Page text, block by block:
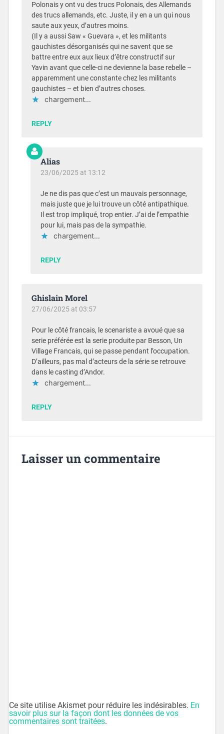
Polonais y ont vu des trucs Polonais, des Allemands
des trucs allemands, etc. Juste, il y en a un qui nous
saute aux yeux, d’autres moins.
(Il y a aussi Saw « Guevara », et les militants
gauchistes désorganisés qui ne savent que se
battre entre eux aux lieux d’être constructif sur
Yavin avant que celle-ci ne devienne la base rebelle –
apparemment une constante chez les militants
gauchistes – et bien d’autres choses.
chargement…
REPLY
Alias
23/06/2025 at 13:12
Je ne dis pas que c’est un mauvais personnage,
mais juste que je lui trouve un côté antipathique.
Il est trop impliqué, trop entier. J’ai de l’empathie
pour lui, mais pas de la sympathie.
chargement…
REPLY
Ghislain Morel
27/06/2025 at 03:57
Pour le côté francais, le scenariste a avoué que sa
serie préférée est la serie produite par Besson, Un
Village Francais, qui se passe pendant l’occupation.
D’ailleurs, pas mal d’acteurs de la série se retrouve
dans le casting d’Andor.
chargement…
REPLY
Laisser un commentaire
Ce site utilise Akismet pour réduire les indésirables. En
savoir plus sur la façon dont les données de vos
commentaires sont traitées.